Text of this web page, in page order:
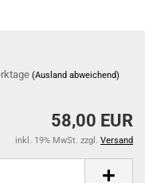
(Ausland abweichend)
58,00 EUR
inkl. 19% MwSt. zzgl. Versand